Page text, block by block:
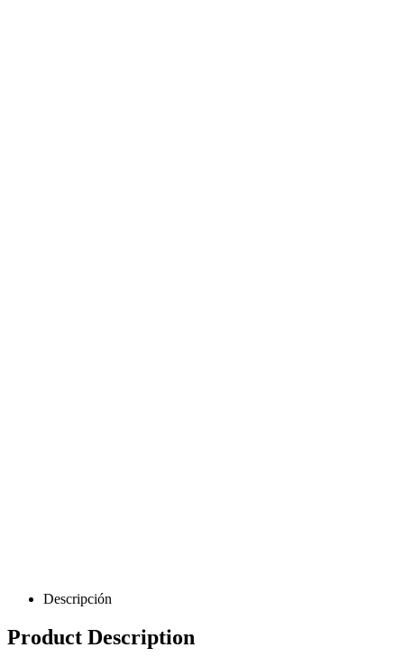
Descripción
Product Description